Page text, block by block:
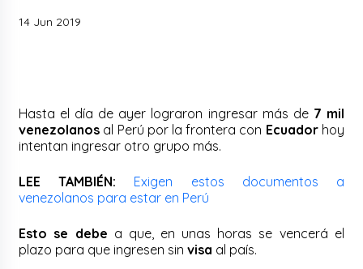
14 Jun 2019
Hasta el día de ayer lograron ingresar más de 7 mil
venezolanos al Perú por la frontera con Ecuadorhoy
intentan ingresar otro grupo más.
LEE TAMBIÉN: Exigen estos documentos a
venezolanos para estar en Perú
Esto se debe a que, en unas horas se vencerá el
plazo para que ingresen sinvisa al país.